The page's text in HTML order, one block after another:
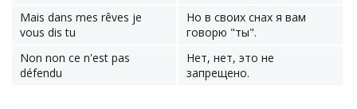
Mais dans mes rêves je
vous dis tu
Но в своих снах я вам
говорю "ты".
Non non ce n'est pas
défendu
Нет, нет, это не
запрещено.